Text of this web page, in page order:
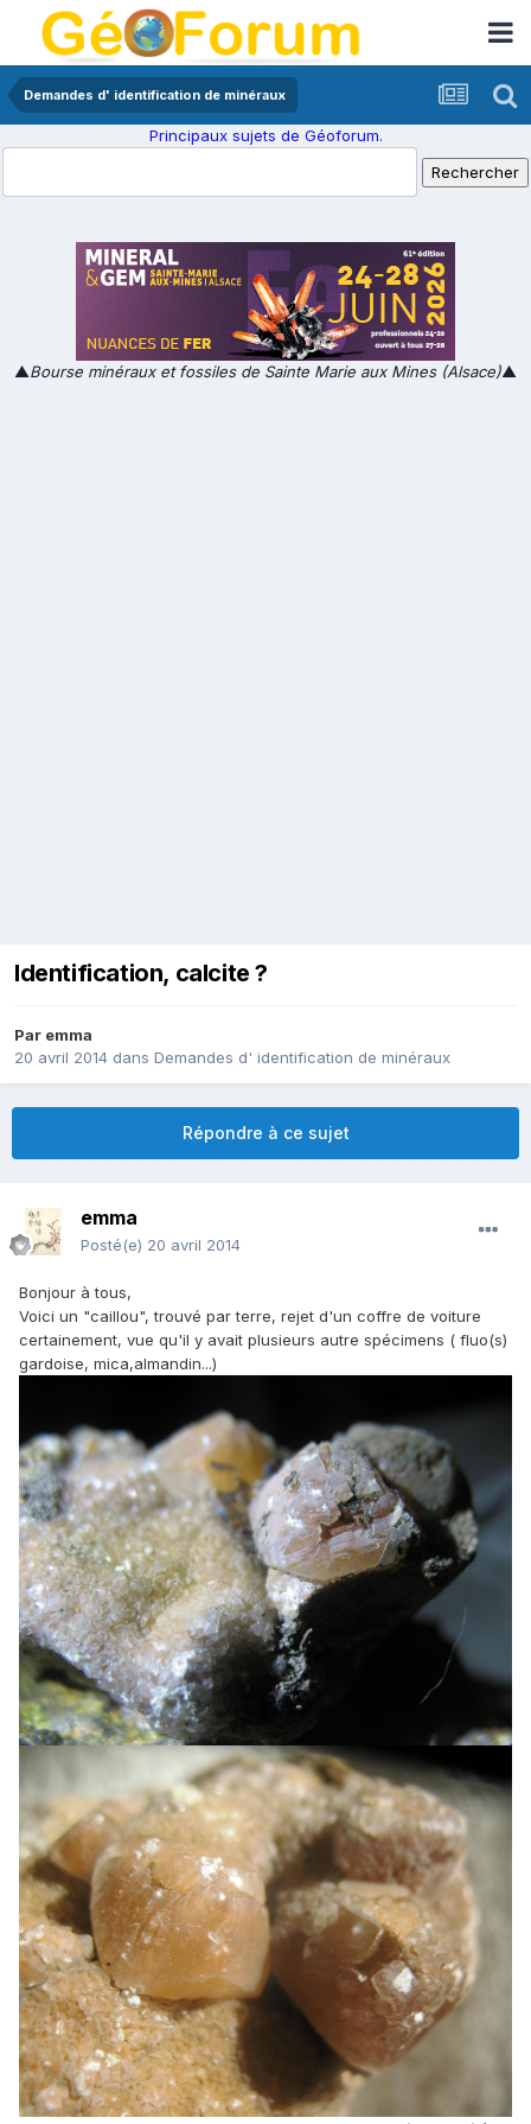
Demandes d' identification de minéraux
Principaux sujets de Géoforum.
▲Bourse minéraux et fossiles de Sainte Marie aux Mines (Alsace)▲
Identification, calcite ?
Par emma
20 avril 2014 dans Demandes d' identification de minéraux
Répondre à ce sujet
emma
Posté(e) 20 avril 2014
Bonjour à tous,
Voici un "caillou", trouvé par terre, rejet d'un coffre de voiture
certainement, vue qu'il y avait plusieurs autre spécimens ( fluo(s)
gardoise, mica,almandin...)